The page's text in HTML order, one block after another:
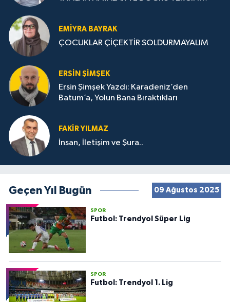
EMIYRA BAYRAK
ÇOCUKLAR ÇİÇEKTİR SOLDURMAYALIM
ERSIN ŞIMŞEK
Ersin Şimşek Yazdı: Karadeniz’den
Batum’a, Yolun Bana Bıraktıkları
FAKIR YILMAZ
İnsan, İletişim ve Şura..
Geçen Yıl Bugün 09 Ağustos 2025
SPOR
Futbol: Trendyol Süper Lig
SPOR
Futbol: Trendyol 1. Lig